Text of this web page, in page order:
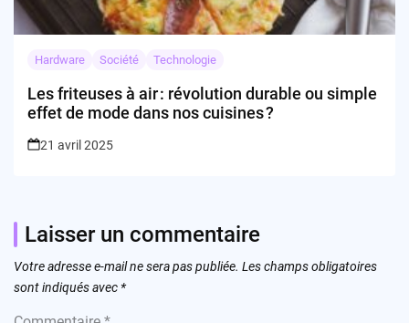
Hardware Société Technologie
Les friteuses à air : révolution durable ou simple
effet de mode dans nos cuisines ?
21 avril 2025
Laisser un commentaire
Votre adresse e-mail ne sera pas publiée. Les champs obligatoires
sont indiqués avec *